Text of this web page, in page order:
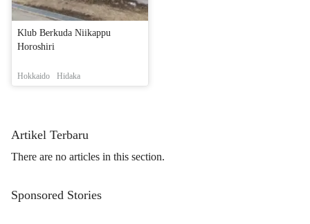
Klub Berkuda Niikappu
Horoshiri
Hokkaido Hidaka
Artikel Terbaru
There are no articles in this section.
Sponsored Stories